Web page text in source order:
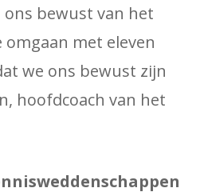
bewust van het
met eleven
we ons bewust zijn
hoofdcoach van het